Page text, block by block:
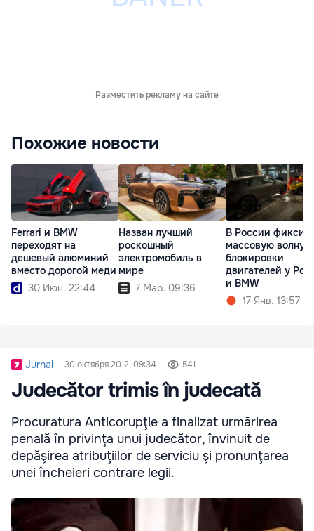
Разместить рекламу на сайте
Похожие новости
Ferrari и BMW
переходят на
дешевый алюминий
вместо дорогой меди
30 Июн. 22:44
Назван лучший
роскошный
электромобиль в
мире
7 Мар. 09:36
В России
массовую волну
блокировки
двигателей у
и BMW
17 Янв. 13:57
Jurnal 30 октября 2012, 09:34 541
Judecător trimis în judecată
Procuratura Anticorupţie a finalizat urmărirea
penală în privinţa unui judecător, învinuit de
depăşirea atribuţiilor de serviciu şi pronunţarea
unei încheieri contrare legii.